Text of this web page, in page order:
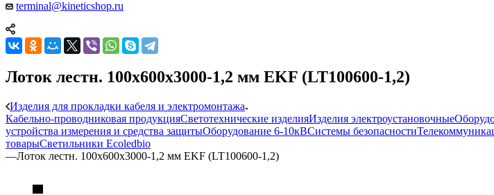
terminal@kineticshop.ru
Лоток лестн. 100х600х3000-1,2 мм EKF (LT100600-1,2)
Изделия для прокладки кабеля и электромонтажа
Кабельно-проводниковая продукцияСветотехнические изделияИзделия электроустановочные
устройства измерения и средства защитыОборудование 6-10кВСистемы безопасности
товарыСветильники Ecoledbio
—Лоток лестн. 100х600х3000-1,2 мм EKF (LT100600-1,2)